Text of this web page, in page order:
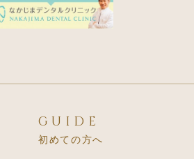
GUIDE
初めての方へ